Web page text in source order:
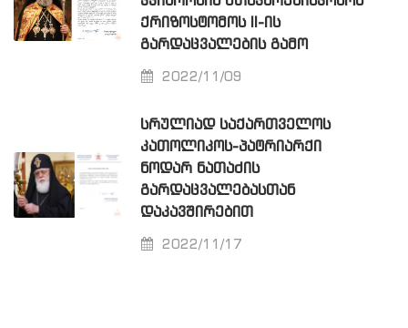
ᲥᲠᲘᲖᲝᲡᲢᲝᲛᲝᲡ II-ᲘᲡ
ᲒᲐᲠᲓᲐᲪᲕᲐᲚᲔᲑᲘᲡ ᲒᲐᲛᲝ
2022/11/09
ᲡᲠᲣᲚᲘᲐᲓ ᲡᲐᲥᲐᲠᲗᲕᲔᲚᲝᲡ
ᲙᲐᲗᲝᲚᲘᲙᲝᲡ-ᲞᲐᲢᲠᲘᲐᲠᲥᲘ
ᲜᲝᲓᲐᲠ ᲜᲐᲗᲐᲫᲘᲡ
ᲒᲐᲠᲓᲐᲪᲕᲐᲚᲔᲑᲐᲡᲗᲐᲜ
ᲓᲐᲙᲐᲕᲨᲘᲠᲔᲑᲘᲗ
2022/11/17